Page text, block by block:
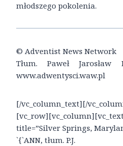
młodszego pokolenia.
© Adventist News Network
Tłum. Paweł
www.adwentysci.waw.pl
[/vc_column_text][/
title=”Silver Springs,
`{`ANN, tłum. P.J.